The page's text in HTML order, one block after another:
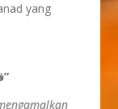
yang
فتعلمنا القرآن والعمل جميعاً بدون لفظٍ “العلم”